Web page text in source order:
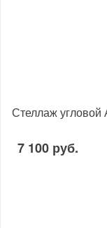
Стеллаж
7 100 руб.